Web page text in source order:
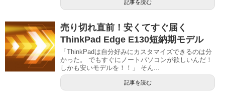
記事を読む
売り切れ直前！安くてすぐ届く
ThinkPad Edge E130短納期モデル
「ThinkPadは自分好みにカスタマイズできるのは分
かった。 でもすぐにノートパソコンが欲しいんだ！
しかも安いモデルを！！」 そん...
記事を読む